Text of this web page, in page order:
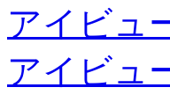
アイビュ
アイビュ